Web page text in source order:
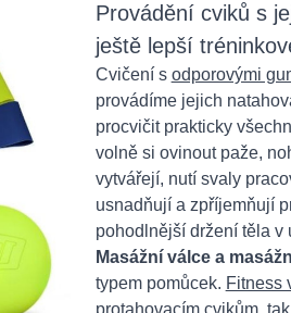
Provádění cviků s
ještě lepší
Cvičení s odporovými
provádíme jejich
procvičit prakticky
volně si ovinout paže,
vytvářejí, nutí svaly
usnadňují a zpříjemňují
pohodlnější držení těla v
Masážní válce a
typem pomůcek. Fitness
protahovacím cvikům,